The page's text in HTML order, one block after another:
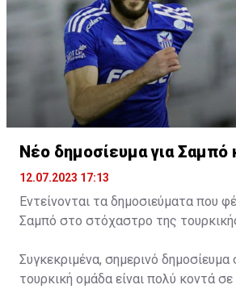
Νέο δημοσίευμα για Σαμπό
12.07.2023 17:13
Εντείνονται τα δημοσιεύματα που
Σαμπό στο στόχαστρο της
Συγκεκριμένα, σημερινό δημοσίευμα
τουρκική ομάδα είναι πολύ κοντά